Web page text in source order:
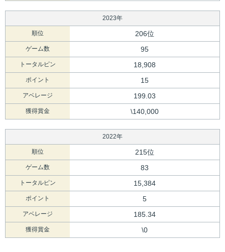
2023年
順位 206位
ゲーム数 95
トータルピン 18,908
ポイント 15
アベレージ 199.03
獲得賞金 \140,000
2022年
順位 215位
ゲーム数 83
トータルピン 15,384
ポイント 5
アベレージ 185.34
獲得賞金 \0